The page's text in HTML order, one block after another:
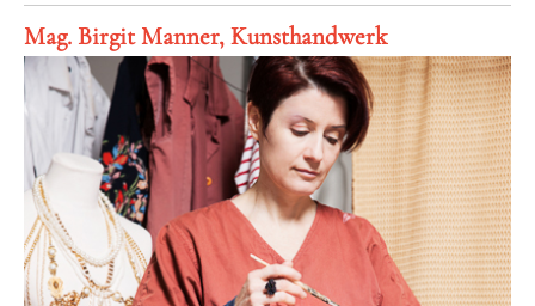
Mag. Birgit Manner, Kunsthandwerk